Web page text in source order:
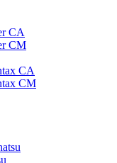
CA
CM
CA
CM